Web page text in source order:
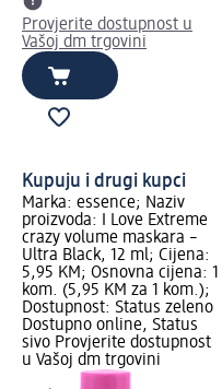
Provjerite dostupnost u
Vašoj dm trgovini
Kupuju i drugi kupci
Marka: essence; Naziv
proizvoda: I Love Extreme
crazy volume maskara –
Ultra Black, 12 ml; Cijena:
5,95 KM; Osnovna cijena: 1
kom. (5,95 KM za 1 kom.);
Dostupnost: Status zeleno
Dostupno online, Status
sivo Provjerite dostupnost
u Vašoj dm trgovini